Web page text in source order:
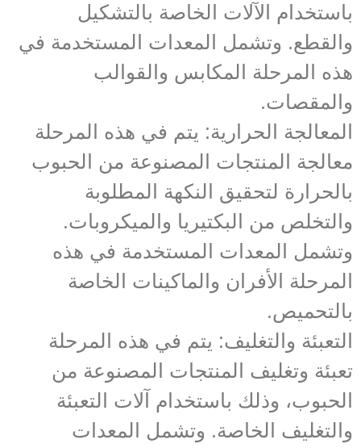
باستخدام الآلات الخاصة بالتشكيل
والقطع. وتشمل المعدات المستخدمة في
هذه المرحلة المكابس والقوالب
والمقصات.
المعالجة الحرارية: يتم في هذه المرحلة
معالجة المنتجات المصنوعة من الحبوب
بالحرارة لتحقيق النكهة المطلوبة
والتخلص من البكتيريا والميكروبات.
وتشمل المعدات المستخدمة في هذه
المرحلة الأفران والماكينات الخاصة
بالتحميص.
التعبئة والتغليف: يتم في هذه المرحلة
تعبئة وتغليف المنتجات المصنوعة من
الحبوب، وذلك باستخدام آلات التعبئة
والتغليف الخاصة. وتشمل المعدات